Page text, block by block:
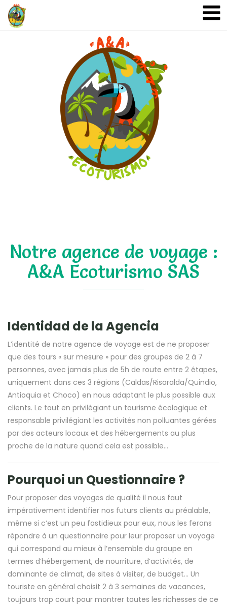
Notre agence de voyage :
A&A Ecoturismo SAS
Identidad de la Agencia
L’identité de notre agence de voyage est de ne proposer
que des tours « sur mesure » pour des groupes de 2 à 7
personnes, avec jamais plus de 5h de route entre 2 étapes,
uniquement dans ces 3 régions (Caldas/Risaralda/Quindio,
Antioquia et Choco) en nous adaptant le plus possible aux
clients. Le tout en privilégiant un tourisme écologique et
responsable privilégiant les activités non polluantes gérées
par des acteurs locaux et des hébergements au plus
proche de la nature quand cela est possible…
Pourquoi un Questionnaire ?
Pour proposer des voyages de qualité il nous faut
impérativement identifier nos futurs clients au préalable,
même si c’est un peu fastidieux pour eux, nous les ferons
répondre à un questionnaire pour leur proposer un voyage
qui correspond au mieux à l’ensemble du groupe en
termes d’hébergement, de nourriture, d’activités, de
dominante de climat, de sites à visiter, de budget… Un
touriste en général choisit 2 à 3 semaines de vacances,
toujours trop court pour montrer toutes les richesses de ce